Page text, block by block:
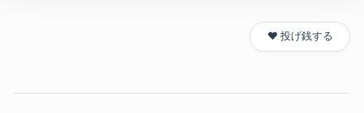
❤️ 投げ銭する